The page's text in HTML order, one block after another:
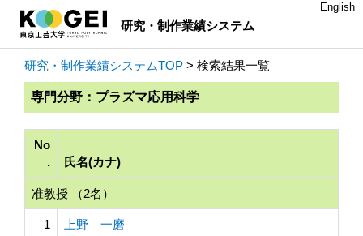
研究・制作業績システム
English
研究・制作業績システムTOP > 検索結果一覧
専門分野：プラズマ応用科学
No
.
氏名(カナ)
准教授 （2名）
1
上野 一磨